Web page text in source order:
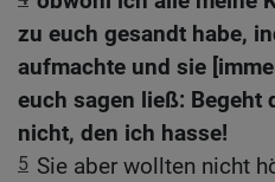
zu euch gesandt habe,
aufmachte und sie
euch sagen ließ: Begeht
nicht, den ich hasse!
5 Sie aber wollten nicht